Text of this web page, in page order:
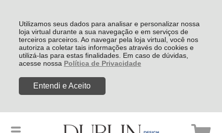
Utilizamos seus dados para analisar e personalizar nossa
loja virtual durante a sua navegação e em serviços de
terceiros parceiros. Ao navegar pela loja virtual, você nos
autoriza a coletar tais informações através do cookies e
utilizá-las para estas finalidades. Em caso de dúvidas,
acesse nossa Política de Privacidade
Entendi e Aceito